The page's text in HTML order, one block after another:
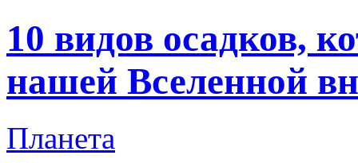
10 видов осадков,
нашей Вселенной
Планета